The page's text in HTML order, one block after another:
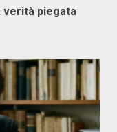
verità piegata